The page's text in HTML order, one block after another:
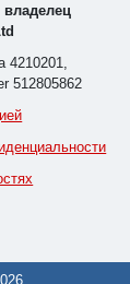
владелец
4210201,
512805862